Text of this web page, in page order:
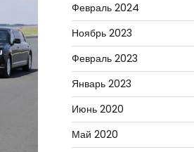
Февраль 2024
Ноябрь 2023
Февраль 2023
Январь 2023
Июнь 2020
Май 2020